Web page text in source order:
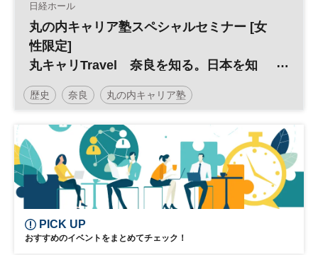
日経ホール
丸の内キャリア塾スペシャルセミナー [女
性限定]
丸キャリTravel 奈良を知る。日本を知
る。
歴史 奈良 丸の内キャリア塾
PICK UP
おすすめのイベントをまとめてチェック！